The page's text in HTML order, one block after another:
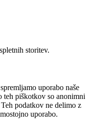
storitev.
uporabo naše
teh piškotkov so anonimni
podatkov ne delimo z
uporabo.